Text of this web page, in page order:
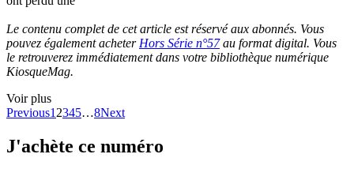
Le contenu complet de cet article est réservé aux abonnés. Vous
pouvez également acheter Hors Série n°57au format digital. Vous
le retrouverez immédiatement dans votre bibliothèque numérique
KiosqueMag.
Voir plus
Previous1 2345…8Next
J'achète ce numéro